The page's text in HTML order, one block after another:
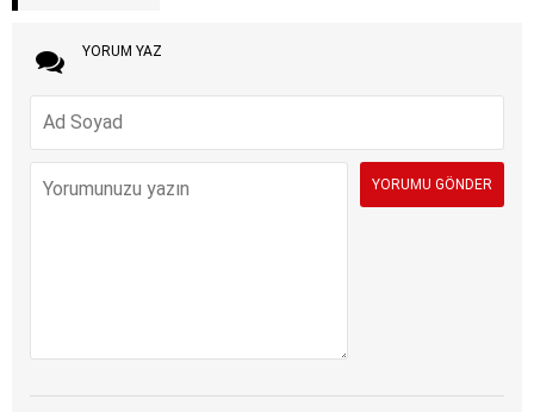
YORUM YAZ